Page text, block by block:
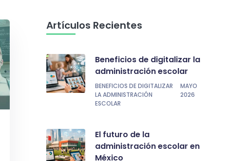
Artículos Recientes
Beneficios de digitalizar la
administración escolar
BENEFICIOS DE DIGITALIZAR
LA ADMINISTRACIÓN
ESCOLAR
MAYO
2026
El futuro de la
administración escolar en
México